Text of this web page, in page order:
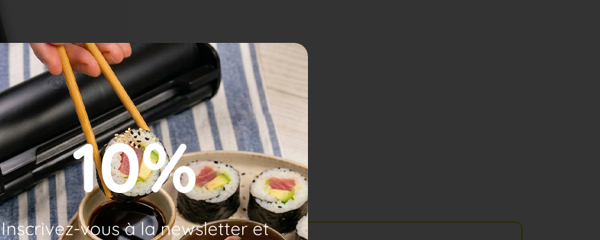
10%
Inscrivez-vous à la newsletter et